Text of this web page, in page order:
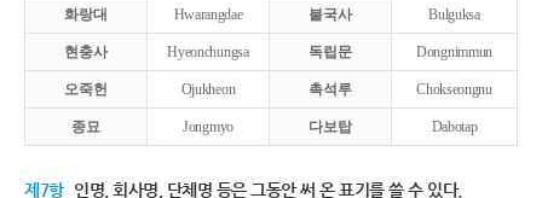
화랑대 Hwarangdae 불국사 Bulguksa
현충사 Hyeonchungsa 독립문 Dongnimmun
오죽헌 Ojukheon 촉석루 Chokseongnu
종묘 Jongmyo 다보탑 Dabotap
제7항 인명, 회사명, 단체명 등은 그동안 써 온 표기를 쓸 수 있다.